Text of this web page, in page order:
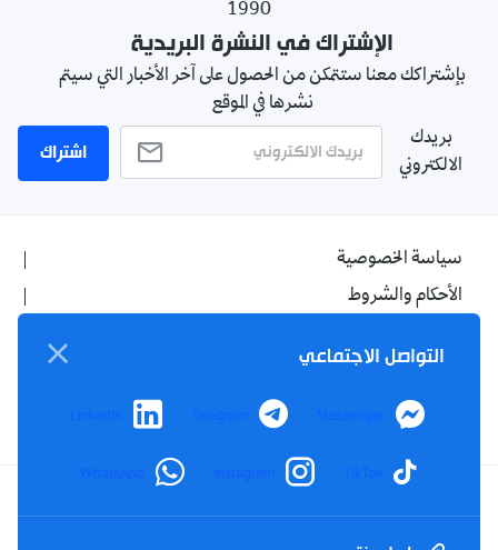
1990
الإشتراك في النشرة البريدية
بإشتراكك معنا ستتمكن من الحصول على آخر الأخبار التي سيتم
نشرها في الموقع
بريدك
الالكتروني
اشتراك
سياسة الخصوصية
الأحكام والشروط
اتصل بنا
من نحن
Facebook
YouTube
TikTok
Twitter
التواصل الاجتماعي
Messenger
Telegram
LinkedIn
TikTok
Instagram
WhatsApp